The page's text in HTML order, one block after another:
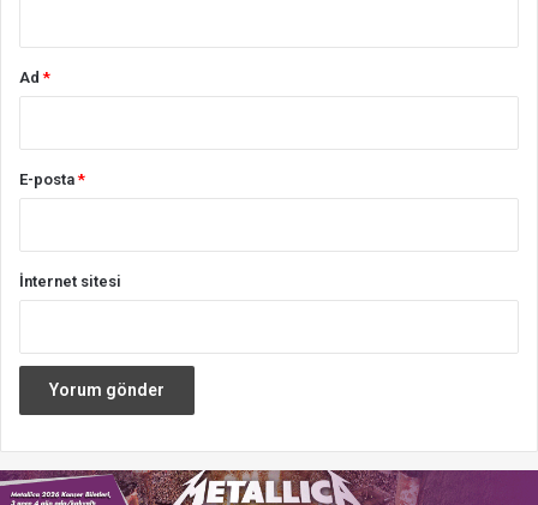
Ad*
E-posta*
İnternet sitesi